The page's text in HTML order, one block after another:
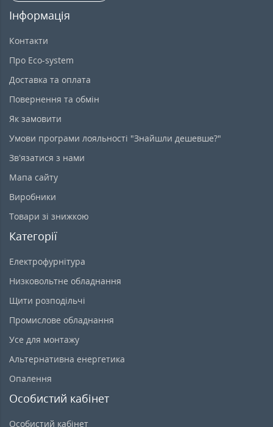
Інформація
Контакти
Про Eco-system
Доставка та оплата
Повернення та обмін
Як замовити
Умови програми лояльності "Знайшли дешевше?"
Зв’язатися з нами
Мапа сайту
Виробники
Товари зі знижкою
Категорії
Електрофурнітура
Низковольтне обладнання
Щити розподільчі
Промислове обладнання
Усе для монтажу
Альтернативна енергетика
Опалення
Особистий кабінет
Особистий кабінет